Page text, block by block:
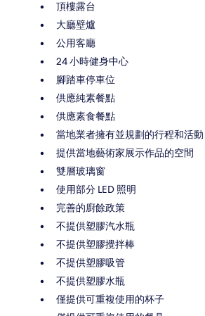
頂樓露台
大廳壁爐
公用客廳
24 小時健身中心
腳踏車停車位
供應純素餐點
供應素食餐點
當地業者擁有並規劃的行程和活動
提供當地藝術家展示作品的空間
雙層玻璃窗
使用部分 LED 照明
完善的廚餘政策
不提供塑膠汽水瓶
不提供塑膠攪拌棒
不提供塑膠吸管
不提供塑膠水瓶
僅提供可重複使用的杯子